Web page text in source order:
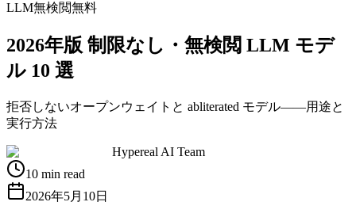
LLM無検閲無料
2026年版 制限なし・無検閲 LLM モデ
ル 10 選
拒否しないオープンウェイトと abliterated モデル——用途と
実行方法
Hypereal AI Team
10 min read
2026年5月10日